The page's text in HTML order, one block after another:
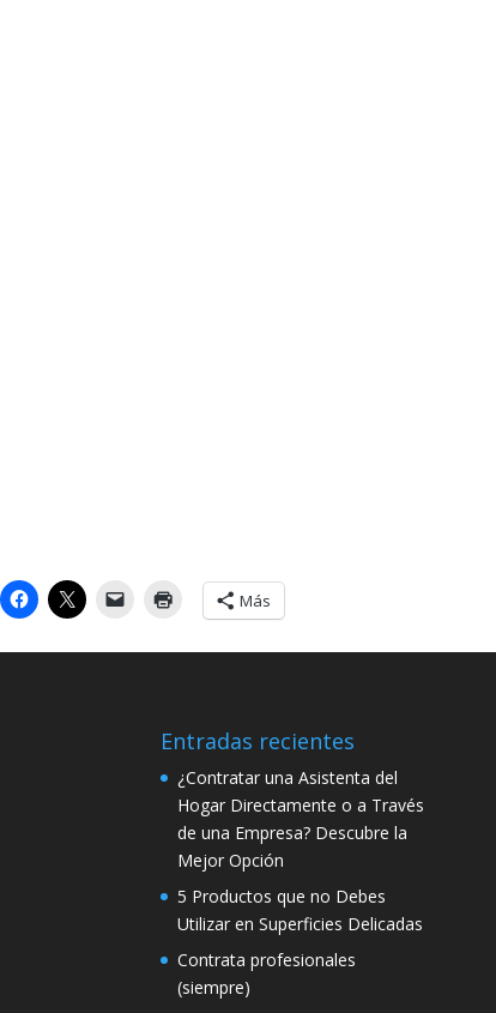
Más
Entradas recientes
¿Contratar una Asistenta del
Hogar Directamente o a Través
de una Empresa? Descubre la
Mejor Opción
5 Productos que no Debes
Utilizar en Superficies Delicadas
Contrata profesionales
(siempre)